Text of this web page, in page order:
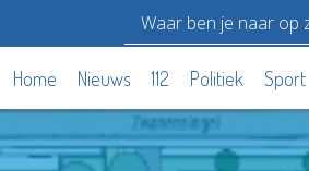
Home Nieuws 112 Politiek Sport